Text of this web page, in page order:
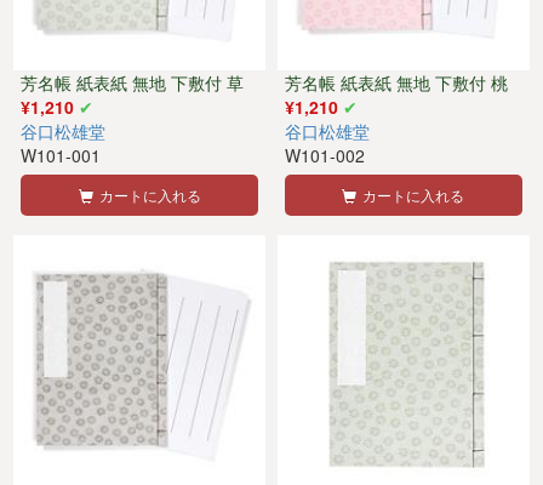
芳名帳 紙表紙 無地 下敷付 草
¥1,210
谷口松雄堂
W101-001
カートに入れる
芳名帳 紙表紙 無地 下敷付 桃
¥1,210
谷口松雄堂
W101-002
カートに入れる